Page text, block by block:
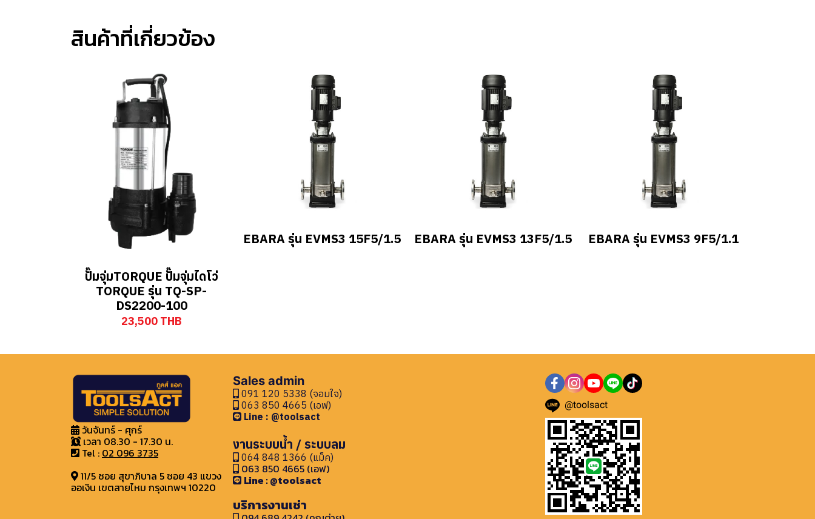
สินค้าที่เกี่ยวข้อง
ปั๊มจุ่มTORQUE ปั๊มจุ่มไดโว่
TORQUE รุ่น TQ-SP-
DS2200-100
23,500 THB
EBARA รุ่น EVMS3 15F5/1.5 EBARA รุ่น EVMS3 13F5/1.5 EBARA รุ่น EVMS3 9F5/1.1
วันจันทร์ - ศุกร์
เวลา 08.30 - 17.30 น.
Tel : 02 096 3735
11/5 ซอย สุขาภิบาล 5 ซอย 43 แขวง
ออเงิน เขตสายไหม กรุงเทพฯ 10220
Sales admin
091 120 5338 (จอมใจ)
063 850 4665 (เอฟ)
Line : @toolsact
งานระบบน้ำ / ระบบลม
064 848 1366 (แม็ค)
063 850 4665 (เอฟ)
Line : @toolsact
บริการงานเช่า
@toolsact